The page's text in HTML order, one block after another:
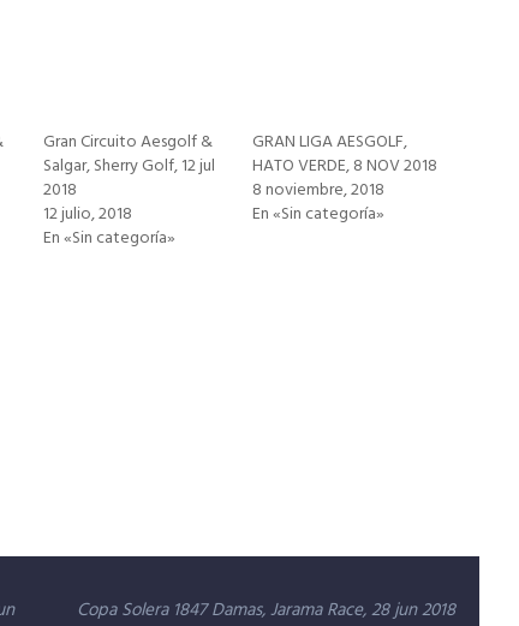
Gran Circuito Aesgolf &
Salgar, Sherry Golf, 12 jul
2018
12 julio, 2018
En «Sin categoría»
GRAN LIGA AESGOLF,
HATO VERDE, 8 NOV 2018
8 noviembre, 2018
En «Sin categoría»
Copa Solera 1847 Damas, Jarama Race, 28 jun 2018